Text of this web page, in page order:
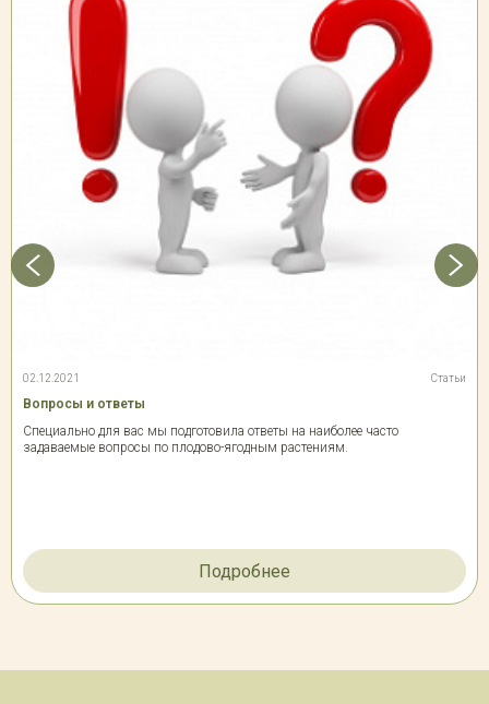
02.12.2021 Статьи
Вопросы и ответы
Специально для вас мы подготовила ответы на наиболее часто
задаваемые вопросы по плодово-ягодным растениям.
Подробнее